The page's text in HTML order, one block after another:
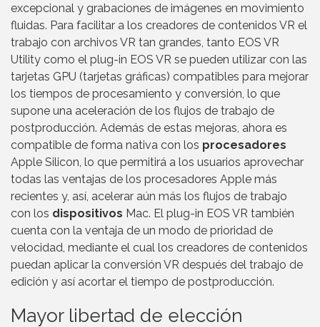
excepcional y grabaciones de imágenes en movimiento
fluidas. Para facilitar a los creadores de contenidos VR el
trabajo con archivos VR tan grandes, tanto EOS VR
Utility como el plug-in EOS VR se pueden utilizar con las
tarjetas GPU (tarjetas gráficas) compatibles para mejorar
los tiempos de procesamiento y conversión, lo que
supone una aceleración de los flujos de trabajo de
postproducción. Además de estas mejoras, ahora es
compatible de forma nativa con los procesadores
Apple Silicon, lo que permitirá a los usuarios aprovechar
todas las ventajas de los procesadores Apple más
recientes y, así, acelerar aún más los flujos de trabajo
con los dispositivos Mac. El plug-in EOS VR también
cuenta con la ventaja de un modo de prioridad de
velocidad, mediante el cual los creadores de contenidos
puedan aplicar la conversión VR después del trabajo de
edición y así acortar el tiempo de postproducción.
Mayor libertad de elección